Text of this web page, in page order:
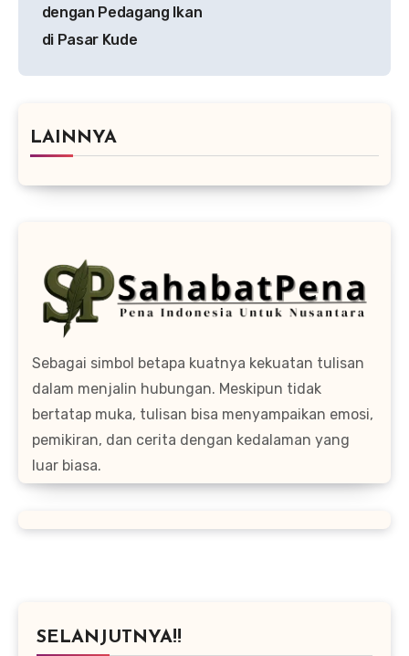
dengan Pedagang Ikan
di Pasar Kude
LAINNYA
Sebagai simbol betapa kuatnya kekuatan tulisan
dalam menjalin hubungan. Meskipun tidak
bertatap muka, tulisan bisa menyampaikan emosi,
pemikiran, dan cerita dengan kedalaman yang
luar biasa.
SELANJUTNYA!!